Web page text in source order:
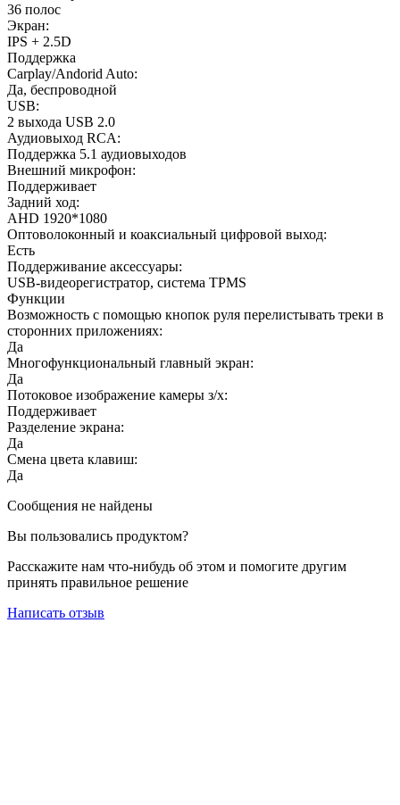
36 полос
Экран:
IPS + 2.5D
Поддержка
Carplay/Andorid Auto:
Да, беспроводной
USB:
2 выхода USB 2.0
Аудиовыход RCA:
Поддержка 5.1 аудиовыходов
Внешний микрофон:
Поддерживает
Задний ход:
AHD 1920*1080
Оптоволоконный и коаксиальный цифровой выход:
Есть
Поддерживание аксессуары:
USB-видеорегистратор, система TPMS
Функции
Возможность с помощью кнопок руля перелистывать треки в
сторонних приложениях:
Да
Многофункциональный главный экран:
Да
Потоковое изображение камеры з/х:
Поддерживает
Разделение экрана:
Да
Смена цвета клавиш:
Да
Сообщения не найдены
Вы пользовались продуктом?
Расскажите нам что-нибудь об этом и помогите другим
принять правильное решение
Написать отзыв